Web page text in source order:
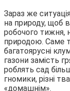
Зараз же
на природу, щоб
робочого тижня,
природою. Саме
багатоярусні
газони замість
роблять сад
гномики, різні
«домашнім».